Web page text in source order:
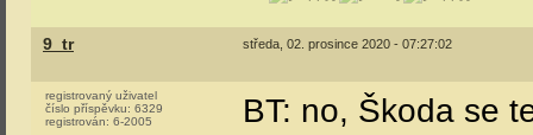
9_tr středa, 02. prosince 2020 - 07:27:02
registrovaný uživatel
číslo příspěvku: 6329
registrován: 6-2005
BT: no, Škoda se